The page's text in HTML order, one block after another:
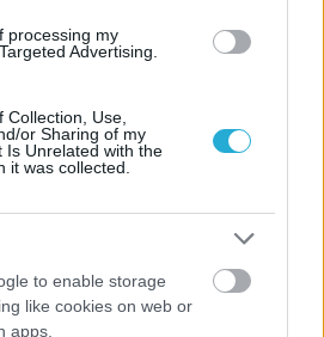
processing my
Advertising.
Use,
or Sharing of my
Is Unrelated with the
it was collected.
to enable storage
like cookies on web or
apps.
ΗΛΙΑΣ ΠΑΠΑΪΩΑΝΝΟΥ
οι σημαντικότερες νίκες του
Α.Ο. Θήρας